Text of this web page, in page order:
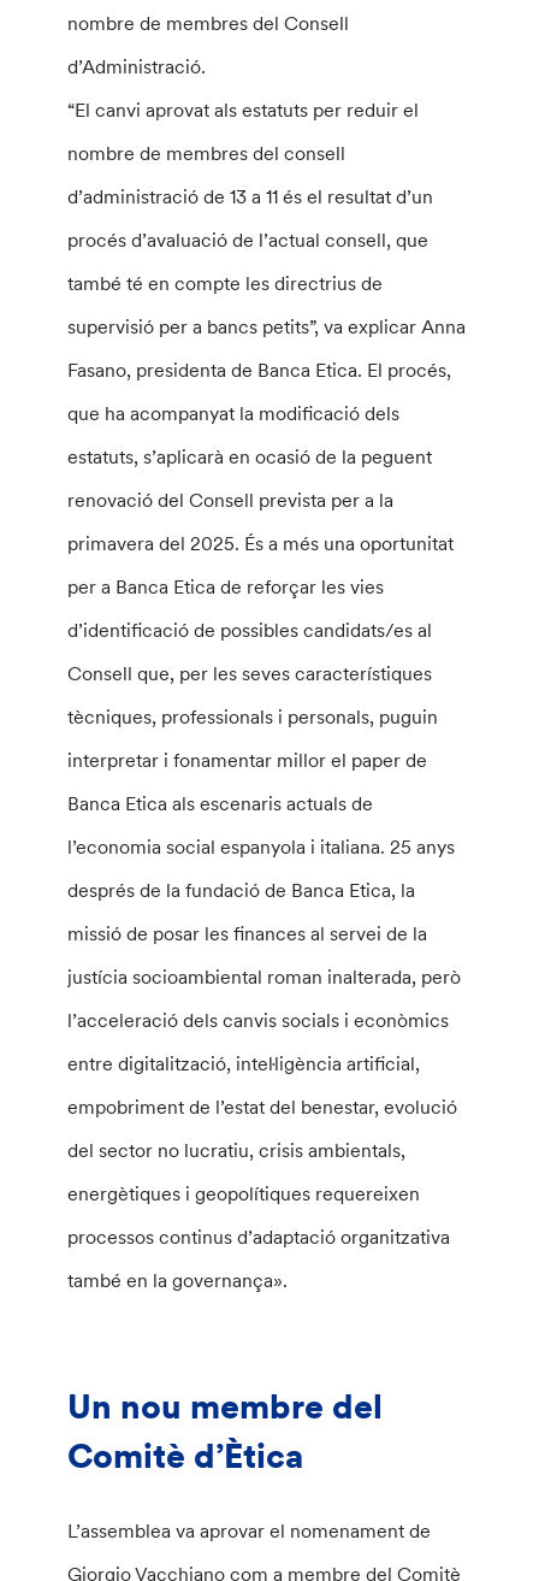
nombre de membres del Consell
d’Administració.
“El canvi aprovat als estatuts per reduir el
nombre de membres del consell
d’administració de 13 a 11 és el resultat d’un
procés d’avaluació de l’actual consell, que
també té en compte les directrius de
supervisió per a bancs petits”, va explicar Anna
Fasano, presidenta de Banca Etica. El procés,
que ha acompanyat la modificació dels
estatuts, s’aplicarà en ocasió de la peguent
renovació del Consell prevista per a la
primavera del 2025. És a més una oportunitat
per a Banca Etica de reforçar les vies
d’identificació de possibles candidats/es al
Consell que, per les seves característiques
tècniques, professionals i personals, puguin
interpretar i fonamentar millor el paper de
Banca Etica als escenaris actuals de
l’economia social espanyola i italiana. 25 anys
després de la fundació de Banca Etica, la
missió de posar les finances al servei de la
justícia socioambiental roman inalterada, però
l’acceleració dels canvis socials i econòmics
entre digitalització, intel·ligència artificial,
empobriment de l’estat del benestar, evolució
del sector no lucratiu, crisis ambientals,
energètiques i geopolítiques requereixen
processos continus d’adaptació organitzativa
també en la governança».
Un nou membre del
Comitè d’Ètica
L’assemblea va aprovar el nomenament de
Giorgio Vacchiano com a membre del Comitè